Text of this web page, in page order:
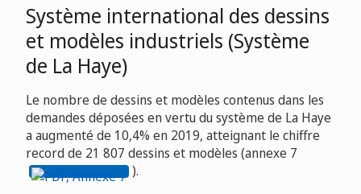
Système international des dessins
et modèles industriels (Système
de La Haye)
Le nombre de dessins et modèles contenus dans les
demandes déposées en vertu du système de La Haye
a augmenté de 10,4% en 2019, atteignant le chiffre
record de 21 807 dessins et modèles (annexe 7
).